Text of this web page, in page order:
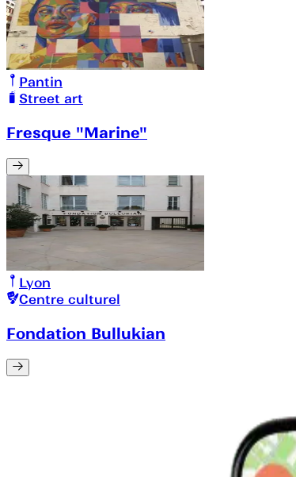
Pantin
Street art
Fresque "Marine"
Lyon
Centre culturel
Fondation Bullukian